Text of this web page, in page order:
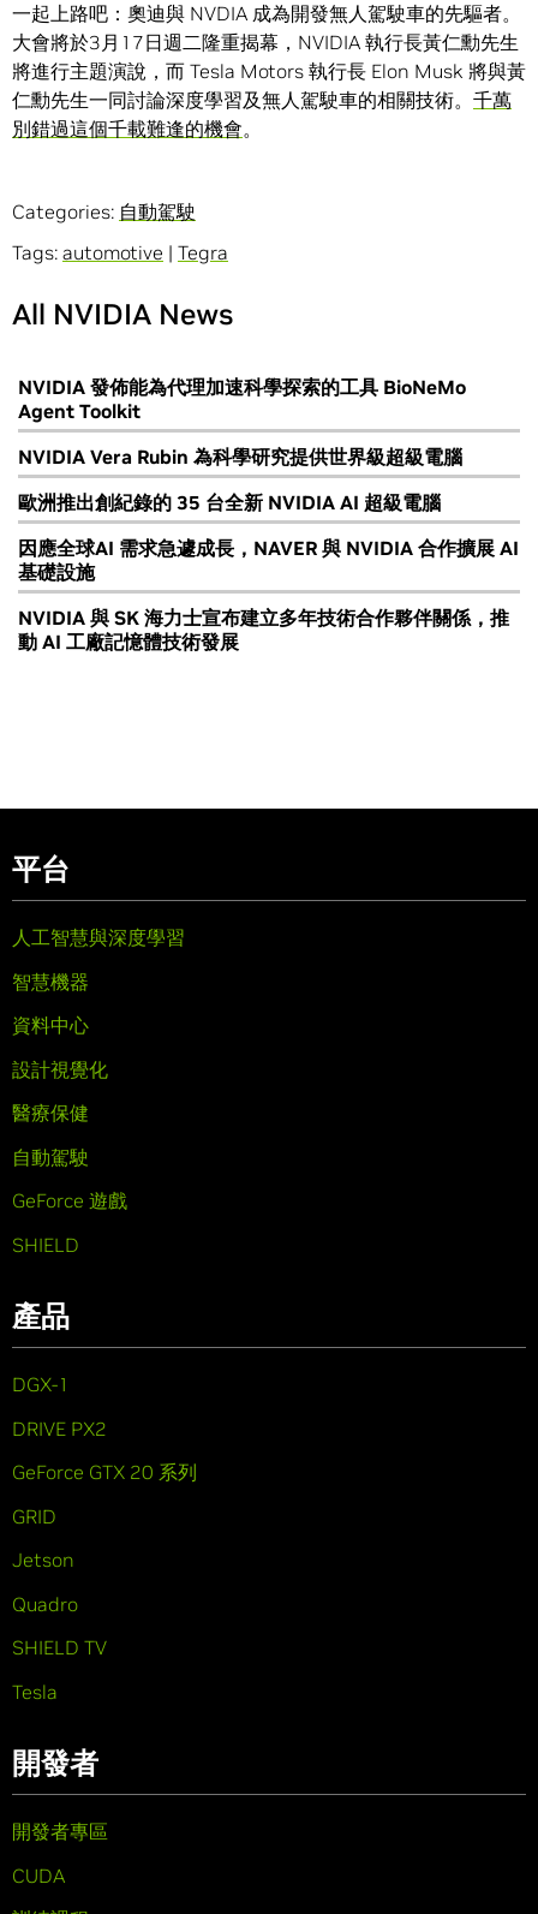
一起上路吧：奧迪與 NVDIA 成為開發無人駕駛車的先驅者。
大會將於3月17日週二隆重揭幕，NVIDIA 執行長黃仁勳先生
將進行主題演說，而 Tesla Motors 執行長 Elon Musk 將與黃
仁勳先生一同討論深度學習及無人駕駛車的相關技術。 千萬
別錯過這個千載難逢的機會。
Categories: 自動駕駛
Tags: automotive | Tegra
All NVIDIA News
NVIDIA 發佈能為代理加速科學探索的工具 BioNeMo
Agent Toolkit
NVIDIA Vera Rubin 為科學研究提供世界級超級電腦
歐洲推出創紀錄的 35 台全新 NVIDIA AI 超級電腦
因應全球AI 需求急遽成長，NAVER 與 NVIDIA 合作擴展 AI
基礎設施
NVIDIA 與 SK 海力士宣布建立多年技術合作夥伴關係，推
動 AI 工廠記憶體技術發展
平台
人工智慧與深度學習
智慧機器
資料中心
設計視覺化
醫療保健
自動駕駛
GeForce 遊戲
SHIELD
產品
DGX-1
DRIVE PX2
GeForce GTX 20 系列
GRID
Jetson
Quadro
SHIELD TV
Tesla
開發者
開發者專區
CUDA